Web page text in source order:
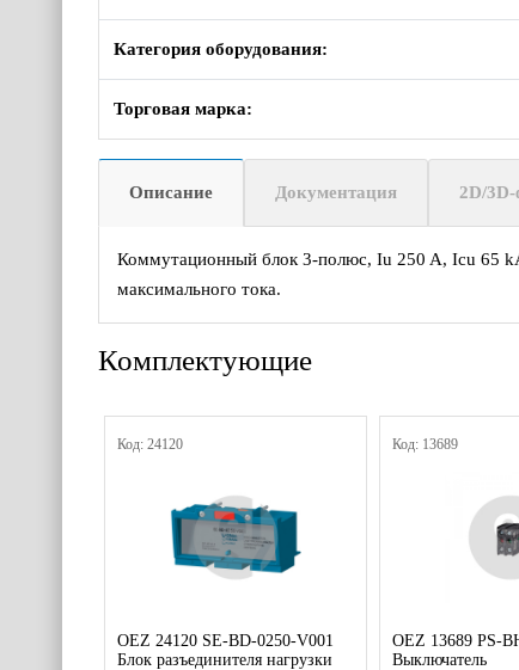
Категория оборудования:
Торговая марка:
Описание Документация 2D/
Коммутационный блок 3-полюс, Iu 250 A, Icu 65
максимального тока.
Комплектующие
Код: 24120
OEZ 24120 SE-BD-0250-V001
Блок разъединителя нагрузки
Код: 13689
OEZ 13689 PS-
Выключатель